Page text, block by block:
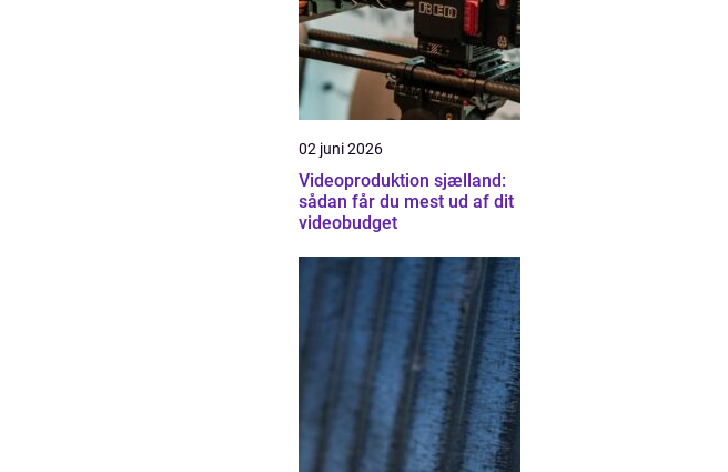
02 juni 2026
Videoproduktion sjælland:
sådan får du mest ud af dit
videobudget